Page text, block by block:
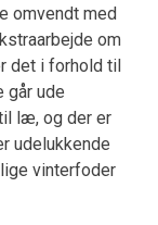
omvendt med
om
det i forhold til
går ude
læ, og der er
udelukkende
vinterfoder